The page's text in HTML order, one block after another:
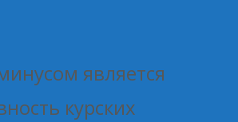
является
курских